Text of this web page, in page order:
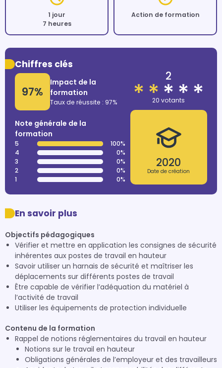
1 jour
7 heures
Action de formation
Chiffres clés
97%
Impact de la
formation
Taux de réussite : 97%
Note générale de la
formation
5
100%
4
0%
3
0%
2
0%
1
0%
2
20 votants
2020
Date de création
En savoir plus
Objectifs pédagogiques
Vérifier et mettre en application les consignes de sécurité
inhérentes aux postes de travail en hauteur
Savoir utiliser un harnais de sécurité et maîtriser les
déplacements sur différents postes de travail
Être capable de vérifier l’adéquation du matériel à
l’activité de travail
Utiliser les équipements de protection individuelle
Contenu de la formation
Rappel de notions réglementaires du travail en hauteur
Notions sur le travail en hauteur
Obligations générales de l’employeur et des travailleurs